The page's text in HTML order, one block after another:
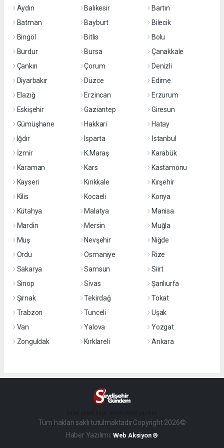
Aydın
Balıkesir
Bartın
Batman
Bayburt
Bilecik
Bingöl
Bitlis
Bolu
Burdur
Bursa
Çanakkale
Çankırı
Çorum
Denizli
Diyarbakır
Düzce
Edirne
Elazığ
Erzincan
Erzurum
Eskişehir
Gaziantep
Giresun
Gümüşhane
Hakkari
Hatay
Iğdır
Isparta
İstanbul
İzmir
K.Maraş
Karabük
Karaman
Kars
Kastamonu
Kayseri
Kırıkkale
Kırşehir
Kilis
Kocaeli
Konya
Kütahya
Malatya
Manisa
Mardin
Mersin
Muğla
Muş
Nevşehir
Niğde
Ordu
Osmaniye
Rize
Sakarya
Samsun
Siirt
Sinop
Sivas
Şanlıurfa
Şırnak
Tekirdağ
Tokat
Trabzon
Tunceli
Uşak
Van
Yalova
Yozgat
Zonguldak
Kırklareli Ankara
Tüm hakları saklı tutulmaktadır.Copyright 2026©
Haber Yazılımı: Web Aksiyon ®